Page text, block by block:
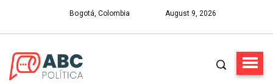
Bogotá, Colombia August 9, 2026